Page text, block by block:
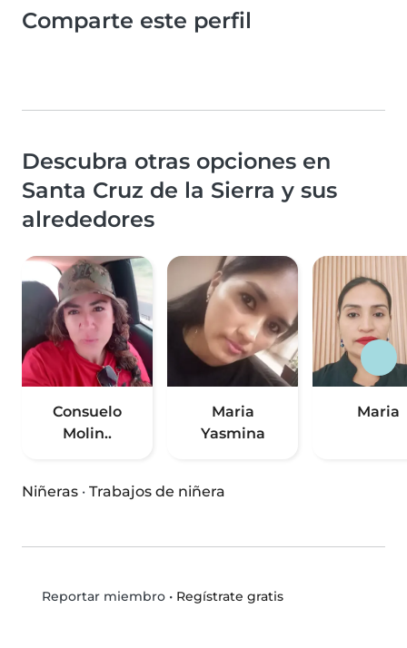
Comparte este perfil
Descubra otras opciones en
Santa Cruz de la Sierra y sus
alrededores
Consuelo
Molin..
Maria
Yasmina
Maria
Niñeras · Trabajos de niñera
Reportar miembro• Regístrate gratis